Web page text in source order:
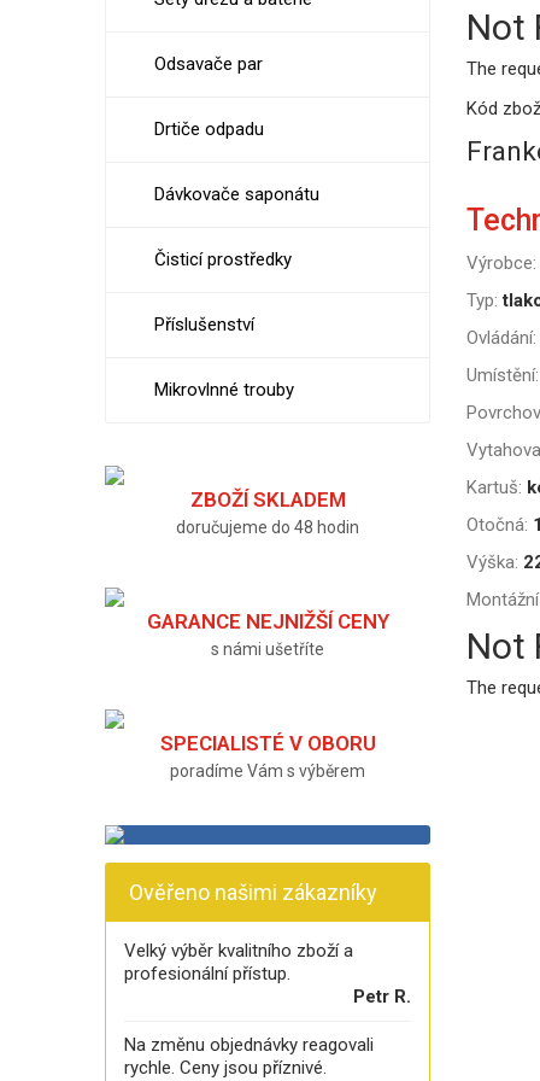
Not
The
Kód
Výrobce:
Typ:
Ovládání:
Umístění:
Kartuš:
Otočná:
Výška:
Not
The
Odsavače par
Drtiče odpadu
Dávkovače saponátu
Čisticí prostředky
Příslušenství
Mikrovlnné trouby
ZBOŽÍ SKLADEM
doručujeme do 48 hodin
GARANCE NEJNIŽŠÍ CENY
s námi ušetříte
SPECIALISTÉ V OBORU
poradíme Vám s výběrem
Ověřeno našimi zákazníky
Velký výběr kvalitního zboží a
profesionální přístup.
Petr R.
Na změnu objednávky reagovali
rychle. Ceny jsou příznivé.